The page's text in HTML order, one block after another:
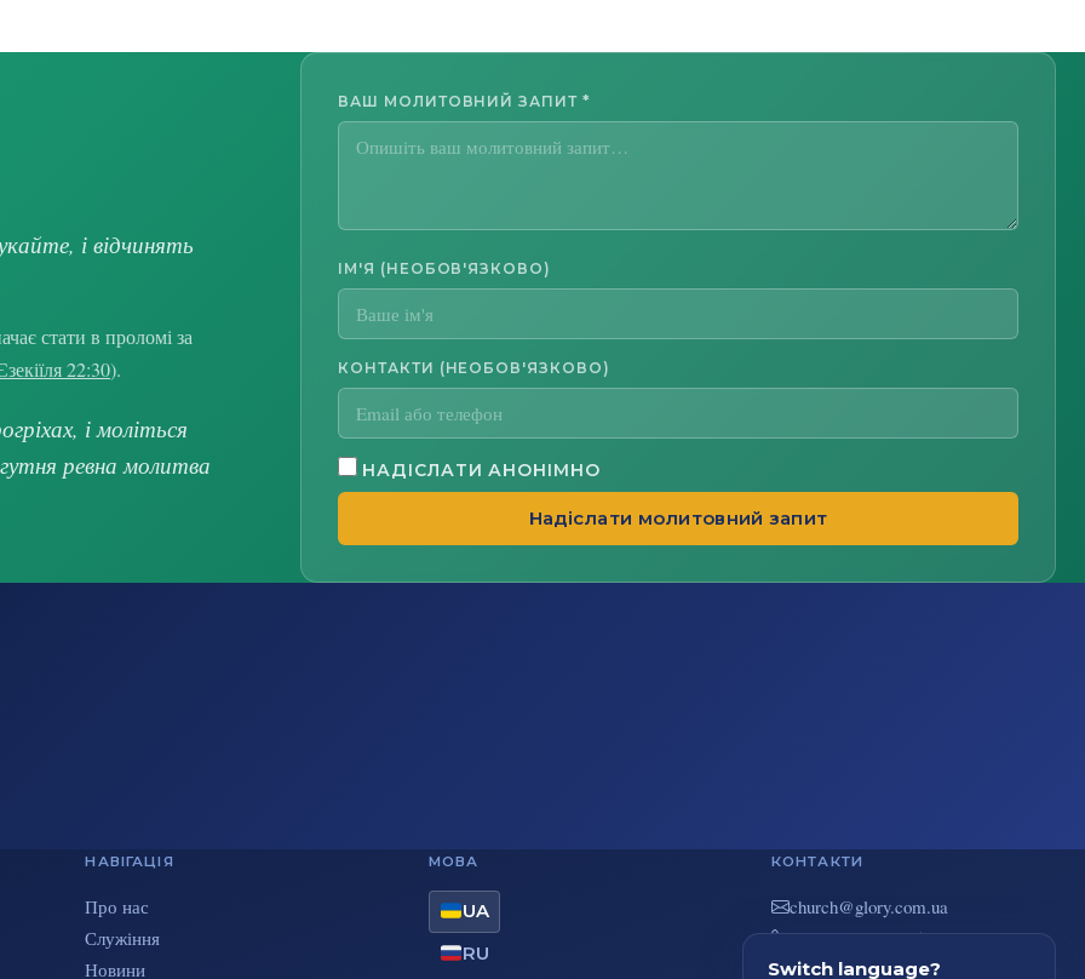
і відчинять
стати в проломі за
22:30).
і моліться
ревна молитва
ВАШ МОЛИТОВНИЙ ЗАПИТ *
ІМ'Я (НЕОБОВ'ЯЗКОВО)
КОНТАКТИ (НЕОБОВ'ЯЗКОВО)
НАДІСЛАТИ АНОНІМНО
Надіслати молитовний запит
НАВІГАЦІЯ
Про нас
Служіння
Новини
МОВА
UA
RU
КОНТАКТИ
au.moc.yrolg@hcruhc
+38(044) 383-73-51
вул. В. Покотила 7/2, Київ
Switch language?